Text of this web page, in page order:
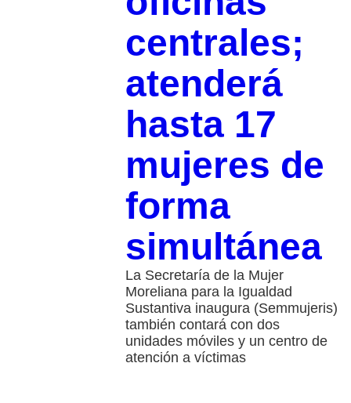
centrales;
atenderá
hasta 17
mujeres de
forma
simultánea
La Secretaría de la Mujer
Moreliana para la Igualdad
Sustantiva inaugura (Semmujeris)
también contará con dos
unidades móviles y un centro de
atención a víctimas